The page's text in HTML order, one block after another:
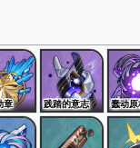
章 践踏的意志 蠢动原